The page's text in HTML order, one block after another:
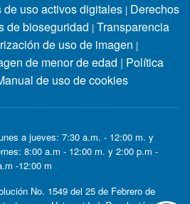
uso activos digitales | Derechos
de bioseguridad | Transparencia
de uso de imagen |
de menor de edad | Política
de uso de cookies
a jueves: 7:30 a.m. - 12:00 m. y
8:00 a.m - 12:00 m. y 2:00 p.m -
-12:00 m
No. 1549 del 25 de Febrero de